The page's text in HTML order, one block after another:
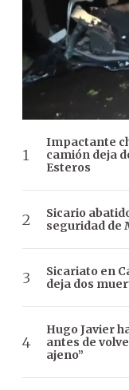
Impactante
camión deja
Esteros
Sicario
seguridad de
Sicariato en
deja dos
Hugo Javier
antes de
ajeno”